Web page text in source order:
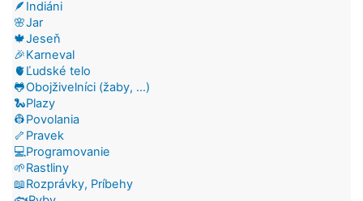
🪶Indiáni
🌸Jar
🍁Jeseň
🎉Karneval
🫀Ľudské telo
🐸Obojživelníci (žaby, ...)
🐍Plazy
👷Povolania
🦴Pravek
💻Programovanie
🌱Rastliny
📖Rozprávky, Príbehy